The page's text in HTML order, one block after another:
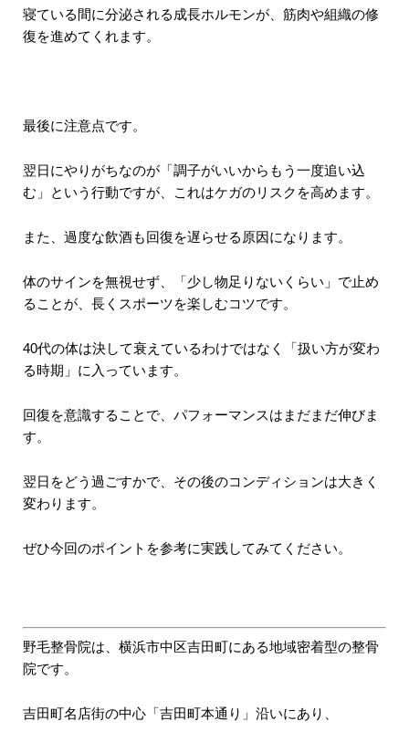
寝ている間に分泌される成長ホルモンが、筋肉や組織の修
復を進めてくれます。
最後に注意点です。
翌日にやりがちなのが「調子がいいからもう一度追い込
む」という行動ですが、これはケガのリスクを高めます。
また、過度な飲酒も回復を遅らせる原因になります。
体のサインを無視せず、「少し物足りないくらい」で止め
ることが、長くスポーツを楽しむコツです。
40代の体は決して衰えているわけではなく「扱い方が変わ
る時期」に入っています。
回復を意識することで、パフォーマンスはまだまだ伸びま
す。
翌日をどう過ごすかで、その後のコンディションは大きく
変わります。
ぜひ今回のポイントを参考に実践してみてください。
野毛整骨院は、横浜市中区吉田町にある地域密着型の整骨
院です。
吉田町名店街の中心「吉田町本通り」沿いにあり、